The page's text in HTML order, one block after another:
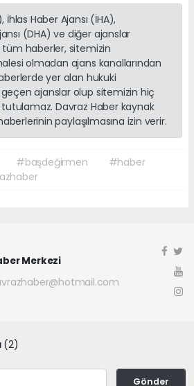
İhlas Haber Ajansı (İHA),
(DHA) ve diğer ajanslar
haberler, sitemizin
olmadan ajans kanallarından
yer alan hukuki
ajanslar olup sitemizin hiç
Davraz Haber kaynak
paylaşılmasına izin verir.
#başdeğirmen
#haber
Merkezi
(2)
Gönder